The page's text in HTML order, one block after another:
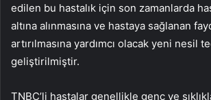
edilen bu hastalık için son zamanlarda
altına alınmasına ve hastaya sağlanan
artırılmasına yardımcı olacak yeni nesil
geliştirilmiştir.
TNBC’li hastalar genellikle genç ve